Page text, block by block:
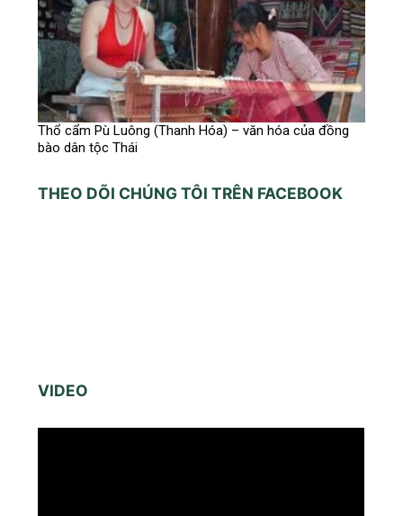
Thổ cẩm Pù Luông (Thanh Hóa) – văn hóa của đồng
bào dân tộc Thái
THEO DÕI CHÚNG TÔI TRÊN FACEBOOK
VIDEO